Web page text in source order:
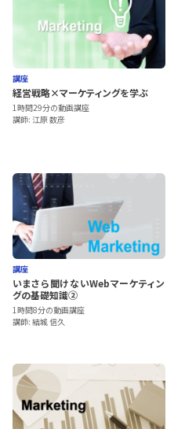
講座
経営戦略×マーケティングを学ぶ
1時間29分の動画講座
講師: 江原 数彦
講座
いまさら聞けないWebマーケティン
グの基礎知識②
1時間8分の動画講座
講師: 結城 信久